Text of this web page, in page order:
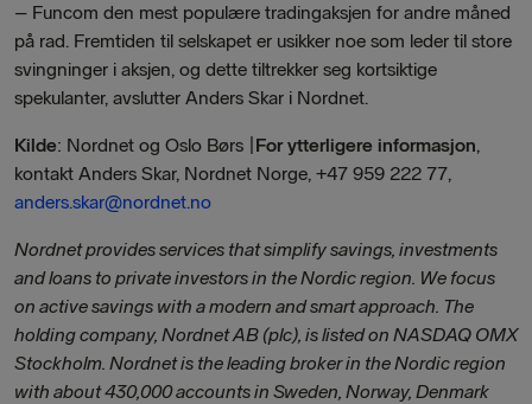
– Funcom den mest populære tradingaksjen for andre måned
på rad. Fremtiden til selskapet er usikker noe som leder til store
svingninger i aksjen, og dette tiltrekker seg kortsiktige
spekulanter, avslutter Anders Skar i Nordnet.
Kilde: Nordnet og Oslo Børs | For ytterligere informasjon,
kontakt Anders Skar, Nordnet Norge, +47 959 222 77,
anders.skar@nordnet.no
Nordnet provides services that simplify savings, investments
and loans to private investors in the Nordic region. We focus
on active savings with a modern and smart approach. The
holding company, Nordnet AB (plc), is listed on NASDAQ OMX
Stockholm. Nordnet is the leading broker in the Nordic region
with about 430,000 accounts in Sweden, Norway, Denmark